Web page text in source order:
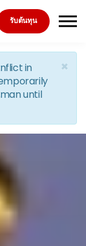
รับต้นทุน
×
in
until